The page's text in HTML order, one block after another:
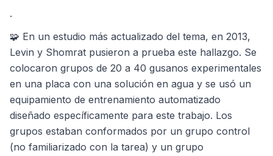
.
🧩 En un estudio más actualizado del tema, en 2013,
Levin y Shomrat pusieron a prueba este hallazgo. Se
colocaron grupos de 20 a 40 gusanos experimentales
en una placa con una solución en agua y se usó un
equipamiento de entrenamiento automatizado
diseñado específicamente para este trabajo. Los
grupos estaban conformados por un grupo control
(no familiarizado con la tarea) y un grupo